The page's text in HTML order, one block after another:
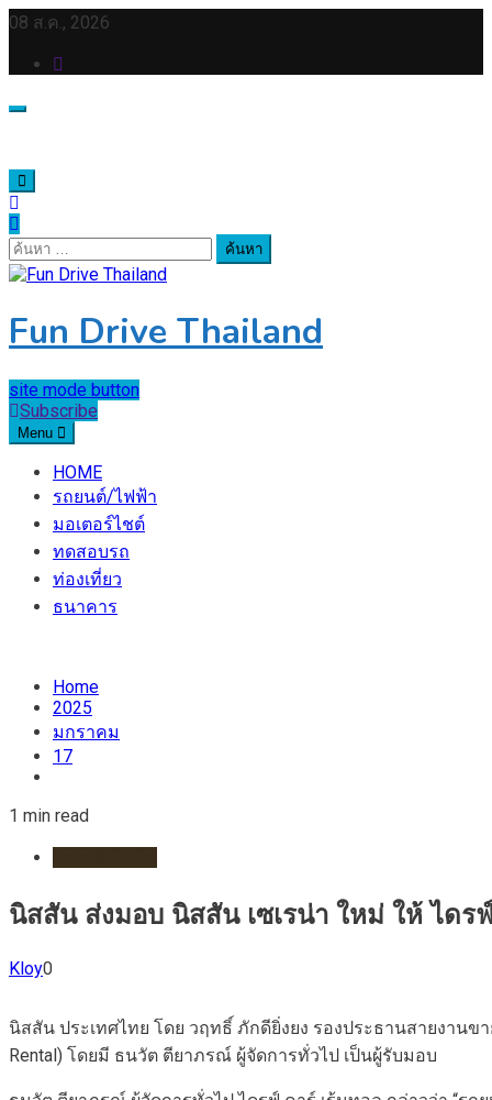
Skip
content
08 ส.ค., 2026
ค้นหา
สำหรับ:
Fun Drive Thailand
site mode button
Subscribe
Menu
HOME
รถยนต์/ไฟฟ้า
มอเตอร์ไชต์
ทดสอบรถ
ท่องเที่ยว
ธนาคาร
Home
2025
มกราคม
17
1 min read
นิสสัน ส่งมอบ นิสสัน เซเรน่า ใหม่ ให้ ไดร
Kloy0
นิสสัน ประเทศไทย โดย วฤทธิ์ ภักดียิ่งยง รองประธานสายงานข
Rental) โดยมี ธนวัต ตียาภรณ์ ผู้จัดการทั่วไป เป็นผู้รับมอบ